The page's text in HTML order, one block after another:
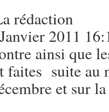
rédaction
2011
ainsi que
faites suite au
et sur la